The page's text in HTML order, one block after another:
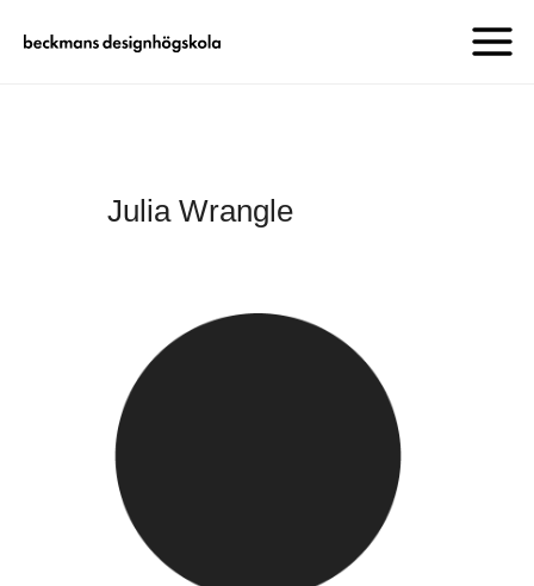
Julia Wrangle